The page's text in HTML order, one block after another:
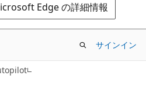
Edge の詳細情報
サインイン